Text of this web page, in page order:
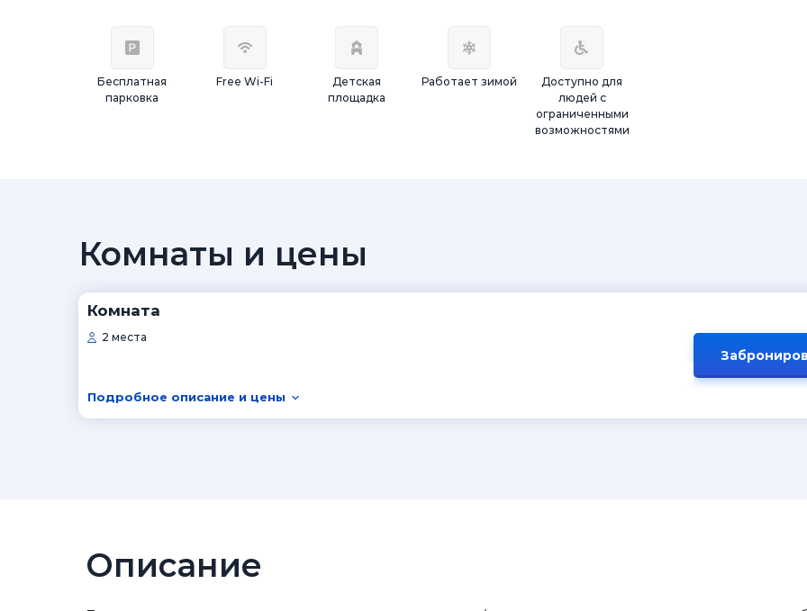
Бесплатная
парковка
Free Wi-Fi
Детская
площадка
Работает зимой
Доступно для
людей с
ограниченными
возможностями
Комнаты и цены
Комната
2 места
Подробное описание и цены
Описание